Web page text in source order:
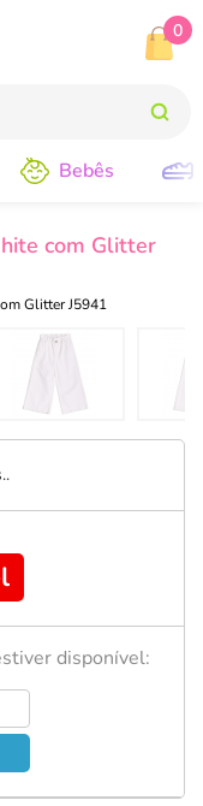
0
Bebês
com Glitter
disponível: